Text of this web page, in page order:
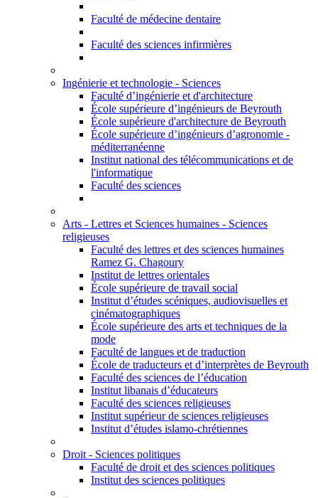
Faculté de médecine dentaire
Faculté des sciences infirmières
Ingénierie et technologie - Sciences
Faculté d’ingénierie et d'architecture
École supérieure d’ingénieurs de Beyrouth
École supérieure d'architecture de Beyrouth
École supérieure d’ingénieurs d’agronomie -
méditerranéenne
Institut national des télécommunications et de
l'informatique
Faculté des sciences
Arts - Lettres et Sciences humaines - Sciences
religieuses
Faculté des lettres et des sciences humaines
Ramez G. Chagoury
Institut de lettres orientales
École supérieure de travail social
Institut d’études scéniques, audiovisuelles et
cinématographiques
École supérieure des arts et techniques de la
mode
Faculté de langues et de traduction
École de traducteurs et d’interprètes de Beyrouth
Faculté des sciences de l’éducation
Institut libanais d’éducateurs
Faculté des sciences religieuses
Institut supérieur de sciences religieuses
Institut d’études islamo-chrétiennes
Droit - Sciences politiques
Faculté de droit et des sciences politiques
Institut des sciences politiques